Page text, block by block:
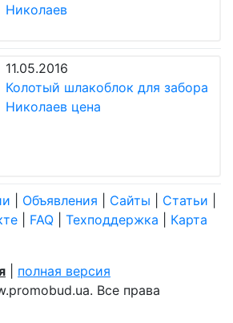
Николаев
11.05.2016
Колотый шлакоблок для забора
Николаев цена
Объявления Сайты Статьи
FAQ Техподдержка
Карта
полная версия
Все права